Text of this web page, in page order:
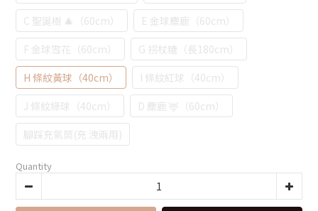
C 聖誕樹 🎄（60cm）
E 金球麋鹿（60cm）
F 金球雪花（60cm）
G 拐杖糖（長180cm）
H 條紋黃球（40cm）
I 條紋紅球（40cm）
J 條紋綠球（40cm）
D 麋鹿 🦌（60cm）
腳踩充氣筒(充 洩兩用)
Quantity